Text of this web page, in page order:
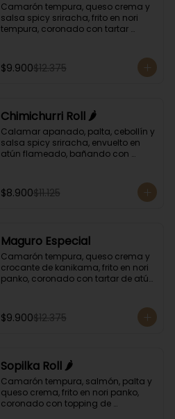
Camarón tempura, queso crema y
salsa spicy sriracha, frito en nori
tempura, coronado con tartar
$9.900$12.375
Chimichurri Roll 🌶️
Calamar apanado, palta, cebollín y
salsa spicy sriracha, envuelto en
atún flameado, bañando con
$8.900$11.125
Maguro Especial
Camarón tempura, queso crema y
crocante de kanikama, frito en nori
panko, coronado con tartar de atún
$9.900$12.375
Sopilka Roll 🌶️
Camarón tempura, salmón, palta y
queso crema, frito en nori panko,
coronado con topping de